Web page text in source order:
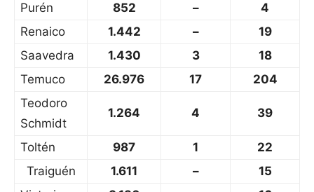
Purén
852 –
4
Renaico
1.442 –
19
Saavedra
1.430 3
18
Temuco
26.976 17
204
Teodoro
Schmidt
1.264 4 39
Toltén 987 1
22
Traiguén
1.611 –
15